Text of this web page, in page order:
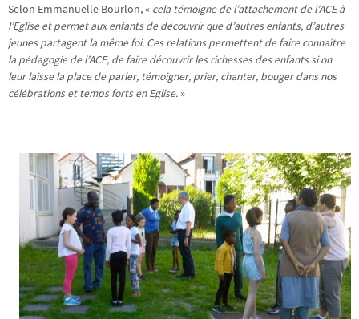
Selon Emmanuelle Bourlon, « cela témoigne de l’attachement de l’ACE à
l’Eglise et permet aux enfants de découvrir que d’autres enfants, d’autres
jeunes partagent la même foi. Ces relations permettent de faire connaître
la pédagogie de l’ACE, de faire découvrir les richesses des enfants si on
leur laisse la place de parler, témoigner, prier, chanter, bouger dans nos
célébrations et temps forts en Eglise. »